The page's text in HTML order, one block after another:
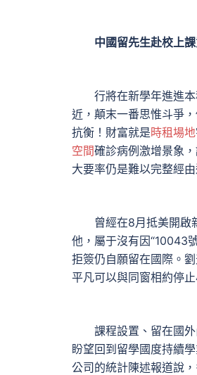
中國留先生赴校上課
行將在新學年進進本
近，顛末一番思惟斗爭
抗衡！財富就是時租場地
空間確診病例激增景象
大要率仍是難以完整經
曾經在8月抵美開啟新
他，屬于沒有因“10043
拒簽仍自願留在國際。
平凡可以與同窗相約停
課程設置、留在國外
盼望回到留學國度持續
公司的統計陳述報道說